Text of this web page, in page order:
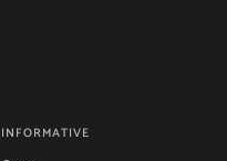
INFORMATIVE